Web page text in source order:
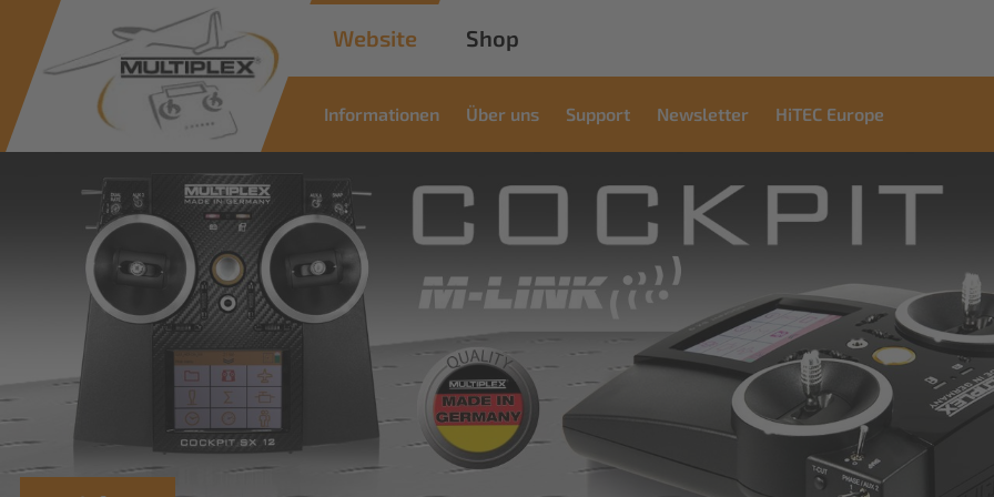
Website Shop
Informationen Über uns Support Newsletter HiTEC Europe
Commercial
Solutions
Innovative Lösungen für industrielle
Anwendungen
Mehr erfahren